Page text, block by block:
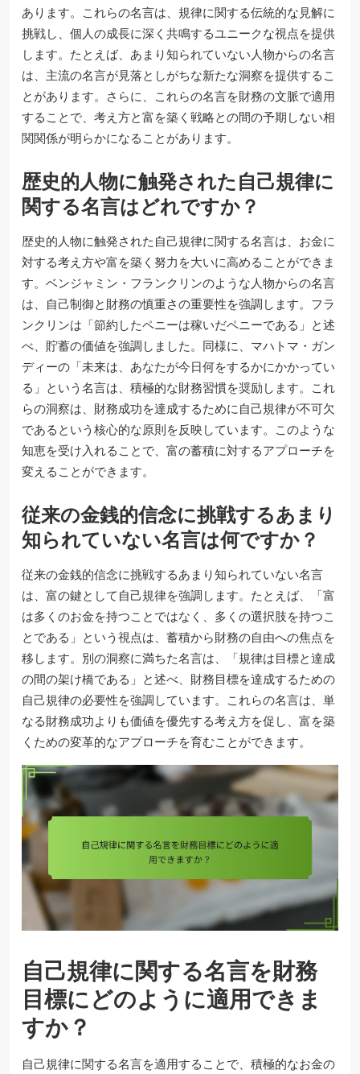
あります。これらの名言は、規律に関する伝統的な見解に
挑戦し、個人の成長に深く共鳴するユニークな視点を提供
します。たとえば、あまり知られていない人物からの名言
は、主流の名言が見落としがちな新たな洞察を提供するこ
とがあります。さらに、これらの名言を財務の文脈で適用
することで、考え方と富を築く戦略との間の予期しない相
関関係が明らかになることがあります。
歴史的人物に触発された自己規律に
関する名言はどれですか？
歴史的人物に触発された自己規律に関する名言は、お金に
対する考え方や富を築く努力を大いに高めることができま
す。ベンジャミン・フランクリンのような人物からの名言
は、自己制御と財務の慎重さの重要性を強調します。フラ
ンクリンは「節約したペニーは稼いだペニーである」と述
べ、貯蓄の価値を強調しました。同様に、マハトマ・ガン
ディーの「未来は、あなたが今日何をするかにかかってい
る」という名言は、積極的な財務習慣を奨励します。これ
らの洞察は、財務成功を達成するために自己規律が不可欠
であるという核心的な原則を反映しています。このような
知恵を受け入れることで、富の蓄積に対するアプローチを
変えることができます。
従来の金銭的信念に挑戦するあまり
知られていない名言は何ですか？
従来の金銭的信念に挑戦するあまり知られていない名言
は、富の鍵として自己規律を強調します。たとえば、「富
は多くのお金を持つことではなく、多くの選択肢を持つこ
とである」という視点は、蓄積から財務の自由への焦点を
移します。別の洞察に満ちた名言は、「規律は目標と達成
の間の架け橋である」と述べ、財務目標を達成するための
自己規律の必要性を強調しています。これらの名言は、単
なる財務成功よりも価値を優先する考え方を促し、富を築
くための変革的なアプローチを育むことができます。
自己規律に関する名言を財務
目標にどのように適用できま
すか？
自己規律に関する名言を適用することで、積極的なお金の